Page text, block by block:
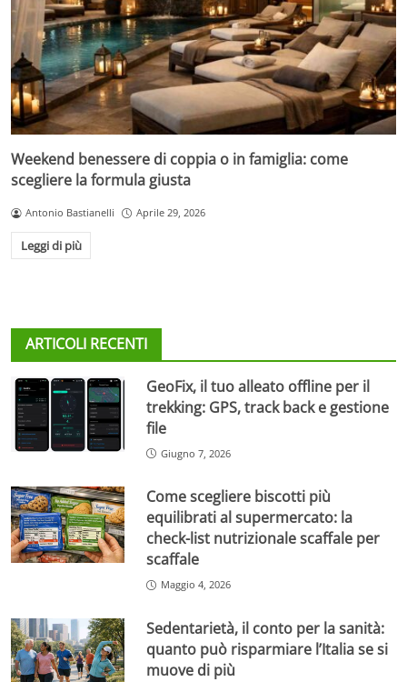
Weekend benessere di coppia o in famiglia: come
scegliere la formula giusta
Antonio Bastianelli Aprile 29, 2026
Leggi di più
ARTICOLI RECENTI
GeoFix, il tuo alleato offline per il
trekking: GPS, track back e gestione
file
Giugno 7, 2026
Come scegliere biscotti più
equilibrati al supermercato: la
check-list nutrizionale scaffale per
scaffale
Maggio 4, 2026
Sedentarietà, il conto per la sanità:
quanto può risparmiare l’Italia se si
muove di più